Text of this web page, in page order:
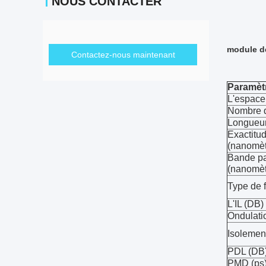
Contactez-nous maintenant
module
Nombre
Bande
Type de
L'IL (DB)
PDL
PMD